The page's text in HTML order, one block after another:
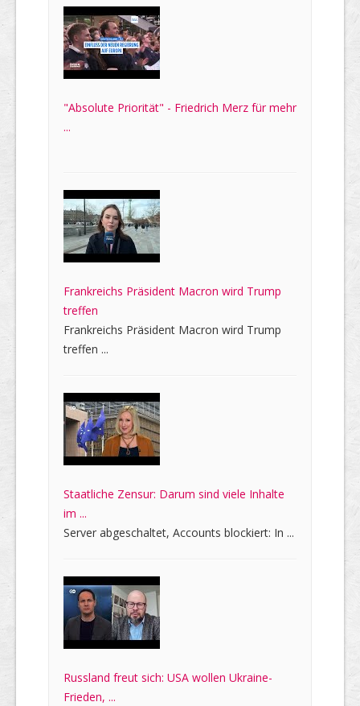
"Absolute Priorität" - Friedrich Merz für mehr
...
Frankreichs Präsident Macron wird Trump
treffen
Frankreichs Präsident Macron wird Trump
treffen ...
Staatliche Zensur: Darum sind viele Inhalte
im ...
Server abgeschaltet, Accounts blockiert: In ...
Russland freut sich: USA wollen Ukraine-
Frieden, ...